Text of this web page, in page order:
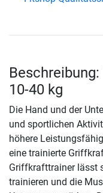
10-40 kg
Die Hand und der
und sportlichen
höhere
eine trainierte
Griffkrafttrainer lässt
trainieren und die